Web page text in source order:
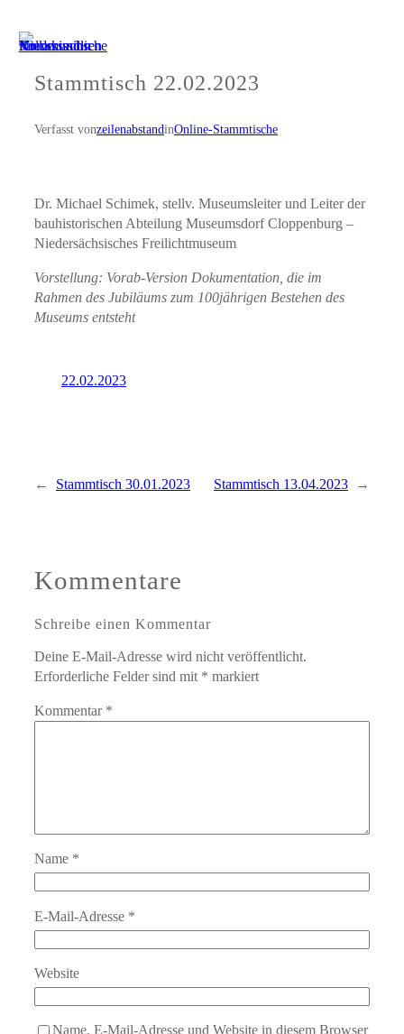
Zum
Inhalt
springenStammtisch 22.02.2023
Verfasst vonzeilenabstandinOnline-Stammtische
Dr. Michael Schimek, stellv. Museumsleiter und Leiter der
bauhistorischen Abteilung Museumsdorf Cloppenburg –
Niedersächsisches Freilichtmuseum
Vorstellung: Vorab-Version Dokumentation, die im
Rahmen des Jubiläums zum 100jährigen Bestehen des
Museums entsteht
22.02.2023
← Stammtisch 30.01.2023 Stammtisch 13.04.2023 →
Kommentare
Schreibe einen Kommentar
Deine E-Mail-Adresse wird nicht veröffentlicht.
Erforderliche Felder sind mit * markiert
Kommentar *
Name *
E-Mail-Adresse *
Website
Name, E-Mail-Adresse und Website in diesem Browser